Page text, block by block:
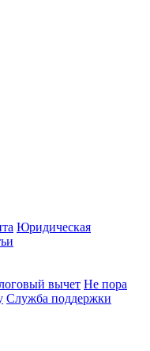
Юридическая
вычет Не пора
Служба поддержки